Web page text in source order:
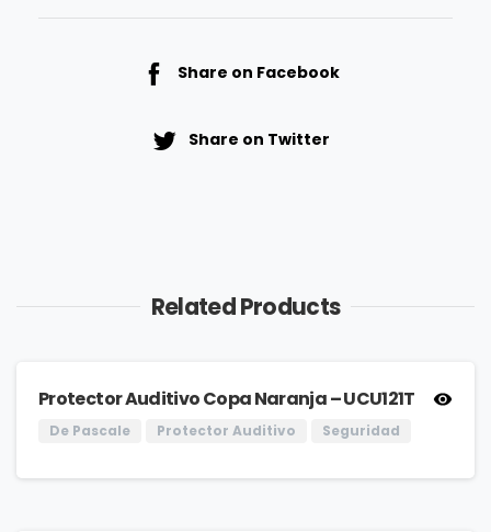
Share on Facebook
Share on Twitter
Related Products
Protector Auditivo Copa Naranja – UCU121T
De Pascale Protector Auditivo Seguridad